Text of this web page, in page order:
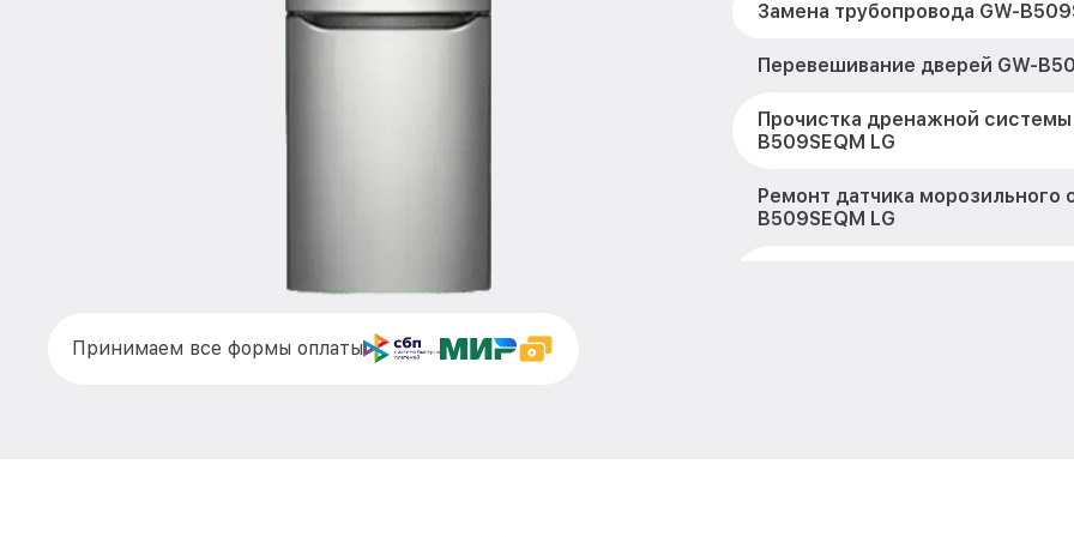
Замена трубопровода GW-
Перевешивание дверей GW-
Прочистка дренажной системы
B509SEQM LG
Ремонт датчика морозильного
B509SEQM LG
Принимаем все формы оплаты